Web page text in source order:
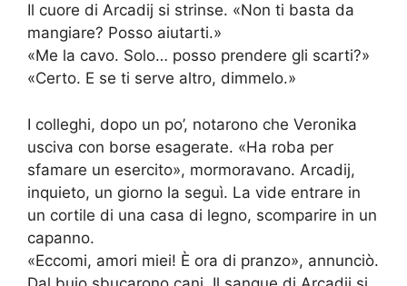
Il cuore di Arcadij si strinse. «Non ti basta da
mangiare? Posso aiutarti.»
«Me la cavo. Solo… posso prendere gli scarti?»
«Certo. E se ti serve altro, dimmelo.»
I colleghi, dopo un po’, notarono che Veronika
usciva con borse esagerate. «Ha roba per
sfamare un esercito», mormoravano. Arcadij,
inquieto, un giorno la seguì. La vide entrare in
un cortile di una casa di legno, scomparire in un
capanno.
«Eccomi, amori miei! È ora di pranzo», annunciò.